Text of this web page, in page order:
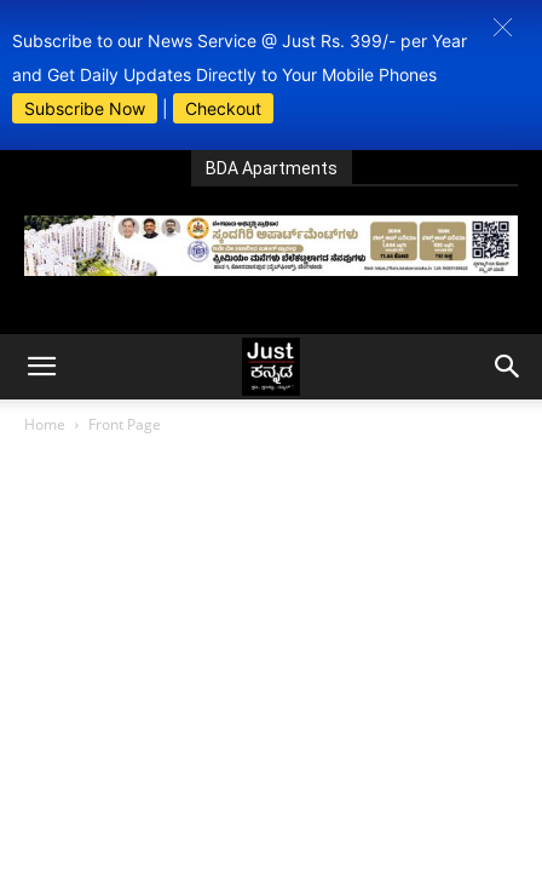
Subscribe to our News Service @ Just Rs. 399/- per Year
and Get Daily Updates Directly to Your Mobile Phones
Subscribe Now
Checkout
BDA Apartments
Home Front Page